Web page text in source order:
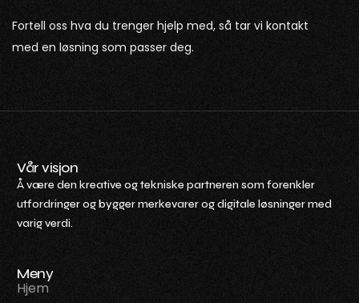
Fortell oss hva du trenger hjelp med, så tar vi kontakt
med en løsning som passer deg.
Vår visjon
Å være den kreative og tekniske partneren som forenkler
utfordringer og bygger merkevarer og digitale løsninger med
varig verdi.
Meny
Hjem